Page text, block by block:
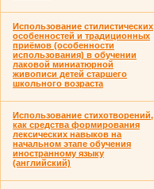
Использование стилистических
особенностей и традиционных
приёмов (особенности
использования) в обучении
лаковой миниатюрной
живописи детей старшего
школьного возраста
Использование стихотворений,
как средства формирования
лексических навыков на
начальном этапе обучения
иностранному языку
(английский)